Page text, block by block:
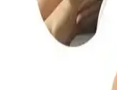
Kafein, güzellik ürünlerinde
kullanılır. Antioksidan ve
dikkatli kullanım ve uzman
Kafein İçeren
Kullanım Alanları